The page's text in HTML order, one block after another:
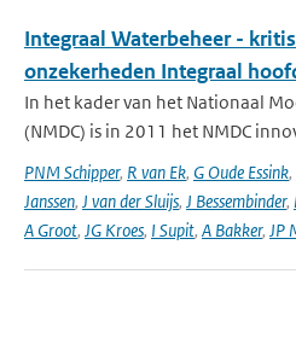
Integraal Waterbeheer -
onzekerheden Integraal
In het kader van het Nationaal
(NMDC) is in 2011 het NMDC
PNM Schipper, R van Ek, G Oude Essink,
Janssen, J van der Sluijs, J Bessembinder,
A Groot, JG Kroes, I Supit, A Bakker, JP